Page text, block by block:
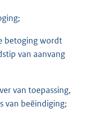
betoging wordt
van aanvang
van toepassing,
van beëindiging;